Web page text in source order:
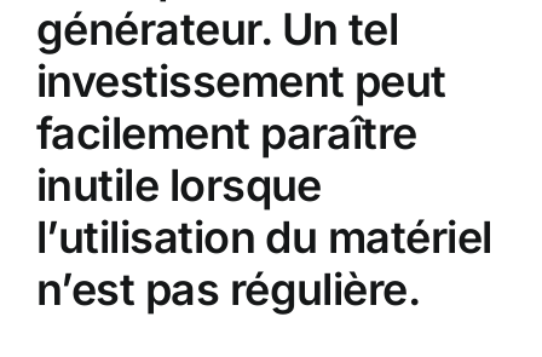
générateur. Un tel
investissement peut
facilement paraître
inutile lorsque
l’utilisation du matériel
n’est pas régulière.